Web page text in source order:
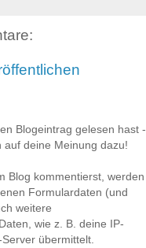
Blogeintrag gelesen hast -
auf deine Meinung dazu!
Blog kommentierst, werden
Formulardaten (und
weitere
wie z. B. deine IP-
übermittelt.